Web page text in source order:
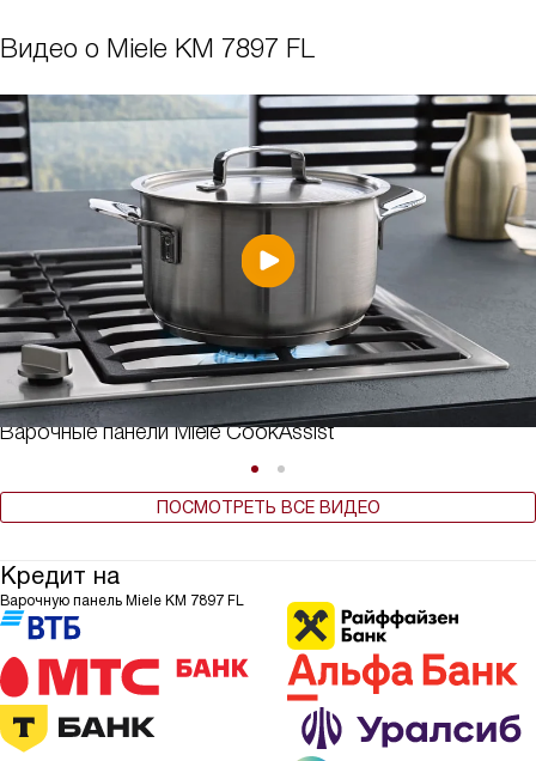
Видео о Miele KM 7897 FL
Варочные панели Miele CookAssist
ПОСМОТРЕТЬ ВСЕ ВИДЕО
Кредит на
Варочную панель Miele KM 7897 FL